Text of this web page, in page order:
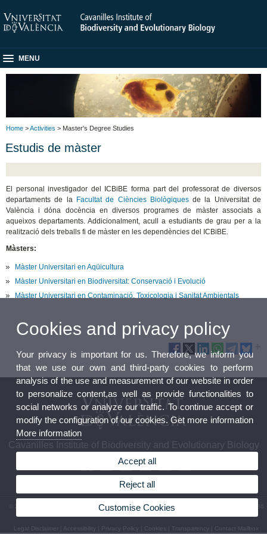
MENU
Home >Activities > Master's Degree Studies
Estudis de màster
El personal investigador del ICBiBE forma part del professorat de diversos
departaments de la Facultat de Ciències Biològiquesde la Universitat de
València i dóna docència en diversos programes de màster associats a
aqueixos departaments. Addicionalment, acull a estudiants de grau per a la
realització dels treballs fi de màster en les dependències del ICBiBE.
Màsters:
Màster Universitari en Aqüicultura
Màster Universitari en Biodiversitat: Conservació i Evolució
Màster Universitari en Contaminació, Toxicologia i Sanitat Ambientals
Cavanilles Institute of Biodiversity and Evolutionary Biology
© 2026 UV. - C/ Catedrático José Beltrán, 2. 46980 Paterna. Spain. Phone: (+34) 963 54 36
Legal Disclaimer |Accessibility Privacy Policy Cookies Transparency Contact Mailbox
Cookies and privacy policy
Your privacy is important for us. Therefore, we inform you
that we use our own and third-party cookies to perform
analysis of the use and measurement of our website in order
to personalize content,as well as provide functionalities to
social networks or analyze our traffic. To continue accept or
modify the configuration of our cookies. Get more information
More information
Accept all
Reject all
Customise Cookies